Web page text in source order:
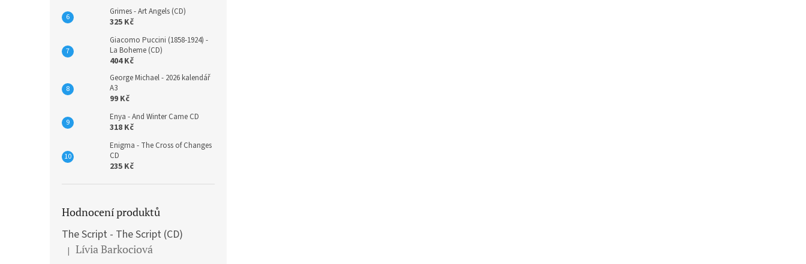
Grimes - Art Angels (CD)
325 Kč
Giacomo Puccini (1858-1924) -
La Boheme (CD)
404 Kč
George Michael - 2026 kalendář
A3
99 Kč
Enya - And Winter Came CD
318 Kč
Enigma - The Cross of Changes
CD
235 Kč
Hodnocení produktů
The Script - The Script (CD)
Hodnocení produktu je 5 z 5 hvězdiček.
| Lívia Barkociová